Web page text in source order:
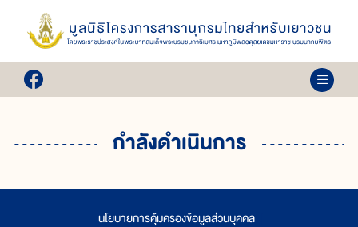
กำลังดำเนินการ
นโยบายการคุ้มครองข้อมูลส่วนบุคคล